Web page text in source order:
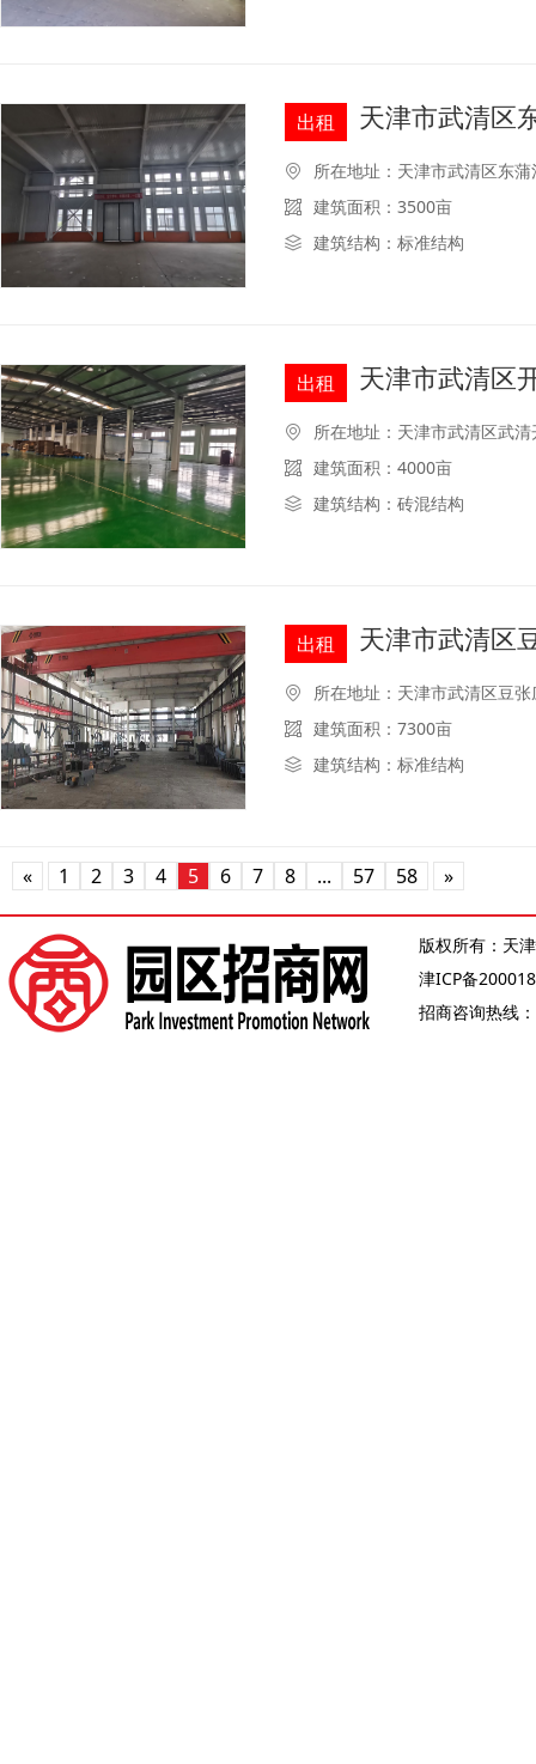
出租 天津市武清区
所在地址：天津市武清区东
建筑面积：3500亩
建筑结构：标准结构
出租 天津市武清区
所在地址：天津市武清区武
建筑面积：4000亩
建筑结构：砖混结构
出租 天津市武清区
所在地址：天津市武清区豆
建筑面积：7300亩
建筑结构：标准结构
« 1 2 3 4 5 6 7 8 ... 57 58 »
版权所有：天
津ICP备
招商咨询热线：